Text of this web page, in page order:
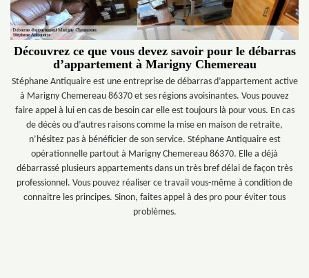
Découvrez ce que vous devez savoir pour le débarras
d’appartement à Marigny Chemereau
Stéphane Antiquaire est une entreprise de débarras d’appartement active
à Marigny Chemereau 86370 et ses régions avoisinantes. Vous pouvez
faire appel à lui en cas de besoin car elle est toujours là pour vous. En cas
de décès ou d’autres raisons comme la mise en maison de retraite,
n’hésitez pas à bénéficier de son service. Stéphane Antiquaire est
opérationnelle partout à Marigny Chemereau 86370. Elle a déjà
débarrassé plusieurs appartements dans un très bref délai de façon très
professionnel. Vous pouvez réaliser ce travail vous-même à condition de
connaitre les principes. Sinon, faites appel à des pro pour éviter tous
problèmes.